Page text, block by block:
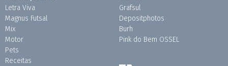
Letra Viva
Magnus Futsal
Mix
Motor
Pets
Receitas
Grafsul
Depositphotos
Burh
Pink do Bem OSSEL